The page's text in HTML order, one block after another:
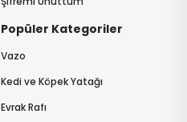
Popüler Kategoriler
Vazo
Kedi ve Köpek Yatağı
Evrak Rafı